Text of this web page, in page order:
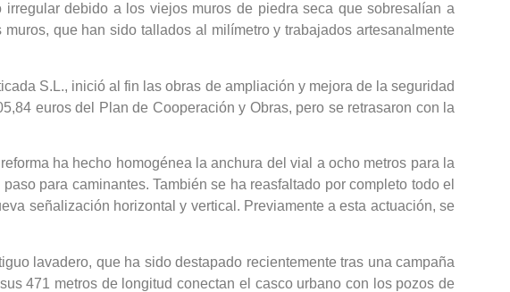
debido a los viejos muros de piedra seca que sobresalían a
que han sido tallados al milímetro y trabajados artesanalmente
S.L., inició al fin las obras de ampliación y mejora de la seguridad
euros del Plan de Cooperación y Obras, pero se retrasaron con la
ha hecho homogénea la anchura del vial a ocho metros para la
para caminantes. También se ha reasfaltado por completo todo el
señalización horizontal y vertical. Previamente a esta actuación, se
lavadero, que ha sido destapado recientemente tras una campaña
471 metros de longitud conectan el casco urbano con los pozos de